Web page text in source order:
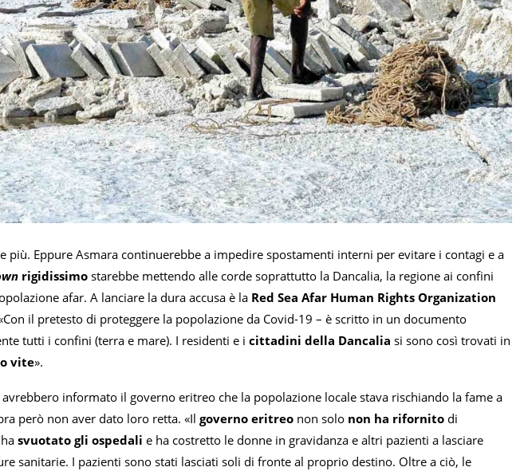
più. Eppure Asmara continuerebbe a impedire spostamenti interni per evitare i contagi e a
rigidissimo starebbe mettendo alle corde soprattutto la Dancalia, la regione ai confini
afar. A lanciare la dura accusa è la Red Sea Afar Human Rights Organization
il pretesto di proteggere la popolazione da Covid-19 – è scritto in un documento
tutti i confini (terra e mare). I residenti e i cittadini della Dancalia si sono così trovati in
vite».
informato il governo eritreo che la popolazione locale stava rischiando la fame a
però non aver dato loro retta. «Il governo eritreo non solo non ha rifornito di
svuotato gli ospedali e ha costretto le donne in gravidanza e altri pazienti a lasciare
sanitarie. I pazienti sono stati lasciati soli di fronte al proprio destino. Oltre a ciò, le